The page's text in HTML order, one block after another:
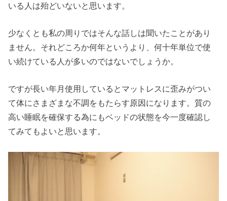
いる人は殆どいないと思います。
少なくとも私の周りではそんな話しは聞いたことがあり
ません。それどころか何年というより、何十年単位で使
い続けている人が多いのではないでしょうか。
ですが長い年月使用しているとマットレスに歪みがつい
て体にさまざまな不調をもたらす原因になります。質の
高い睡眠を確保する為にもベッドの状態を今一度確認し
てみてもよいと思います。